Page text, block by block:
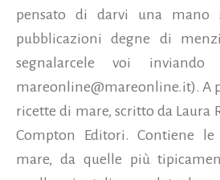
pensato di darvi una mano
pubblicazioni degne di
segnalarcele voi
mareonline@mareonline.it). A
ricette di mare, scritto da Laura
Compton Editori. Contiene
mare, da quelle più